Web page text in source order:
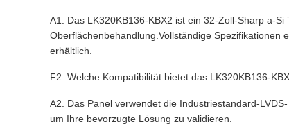
A1. Das LK320KB136-KBX2 ist ein 32-Zoll-Sharp a-
Oberflächenbehandlung.Vollständige Spezifikationen
erhältlich.
F2. Welche Kompatibilität bietet das LK320KB136-
A2. Das Panel verwendet die Industriestandard-
um Ihre bevorzugte Lösung zu validieren.